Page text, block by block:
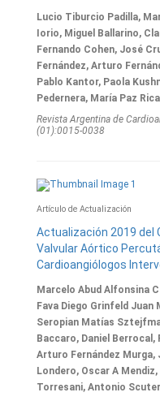
Lucio Tiburcio Padilla,
Iorio, Miguel Ballarino,
Fernando Cohen, José
Fernández, Arturo
Pablo Kantor, Paola
Pedernera, María Paz
Revista Argentina de
(01):0015-0038
Artículo de Actualización
Actualización 2019 del
Valvular Aórtico
Cardioangiólogos
Marcelo Abud Alfonsina
Fava Diego Grinfeld Juan
Seropian Matías
Baccaro, Daniel
Arturo Fernández Murga,
Londero, Oscar A
Torresani, Antonio